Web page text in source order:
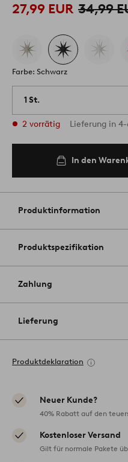
27,99 EUR 34,99
Farbe: Schwarz
1 St.
2 vorrätig Lieferung in
In den
Produktinformation
Produktspezifikation
Zahlung
Lieferung
Produktdeklaration
Neuer Kunde?
40% Rabatt auf den
Kostenloser Versand
Gilt für normale Pakete